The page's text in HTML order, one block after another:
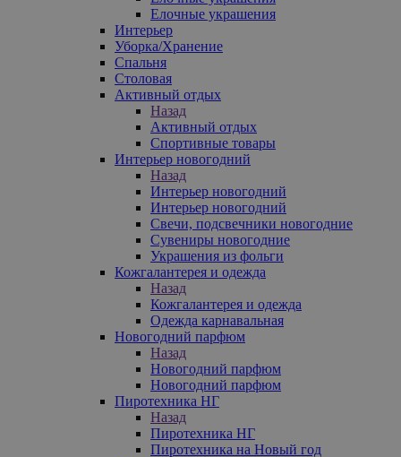
Елочные украшения
Интерьер
Уборка/Хранение
Спальня
Столовая
Активный отдых
Назад
Активный отдых
Спортивные товары
Интерьер новогодний
Назад
Интерьер новогодний
Интерьер новогодний
Свечи, подсвечники новогодние
Сувениры новогодние
Украшения из фольги
Кожгалантерея и одежда
Назад
Кожгалантерея и одежда
Одежда карнавальная
Новогодний парфюм
Назад
Новогодний парфюм
Новогодний парфюм
Пиротехника НГ
Назад
Пиротехника НГ
Пиротехника на Новый год